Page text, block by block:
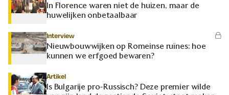
In Florence waren niet de huizen, maar de
huwelijken onbetaalbaar
Interview
Nieuwbouwwijken op Romeinse ruïnes: hoe
kunnen we erfgoed bewaren?
Artikel
Is Bulgarije pro-Russisch? Deze premier wilde